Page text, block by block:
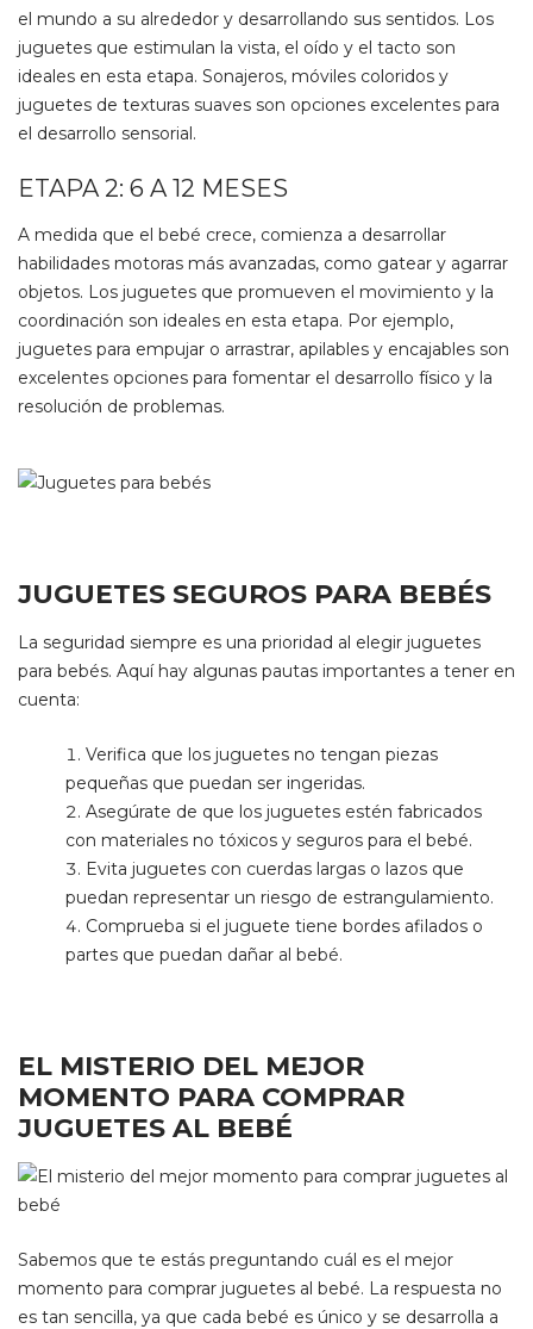
el mundo a su alrededor y desarrollando sus sentidos. Los
juguetes que estimulan la vista, el oído y el tacto son
ideales en esta etapa. Sonajeros, móviles coloridos y
juguetes de texturas suaves son opciones excelentes para
el desarrollo sensorial.
ETAPA 2: 6 A 12 MESES
A medida que el bebé crece, comienza a desarrollar
habilidades motoras más avanzadas, como gatear y agarrar
objetos. Los juguetes que promueven el movimiento y la
coordinación son ideales en esta etapa. Por ejemplo,
juguetes para empujar o arrastrar, apilables y encajables son
excelentes opciones para fomentar el desarrollo físico y la
resolución de problemas.
JUGUETES SEGUROS PARA BEBÉS
La seguridad siempre es una prioridad al elegir juguetes
para bebés. Aquí hay algunas pautas importantes a tener en
cuenta:
Verifica que los juguetes no tengan piezas
pequeñas que puedan ser ingeridas.
Asegúrate de que los juguetes estén fabricados
con materiales no tóxicos y seguros para el bebé.
Evita juguetes con cuerdas largas o lazos que
puedan representar un riesgo de estrangulamiento.
Comprueba si el juguete tiene bordes afilados o
partes que puedan dañar al bebé.
EL MISTERIO DEL MEJOR
MOMENTO PARA COMPRAR
JUGUETES AL BEBÉ
Sabemos que te estás preguntando cuál es el mejor
momento para comprar juguetes al bebé. La respuesta no
es tan sencilla, ya que cada bebé es único y se desarrolla a